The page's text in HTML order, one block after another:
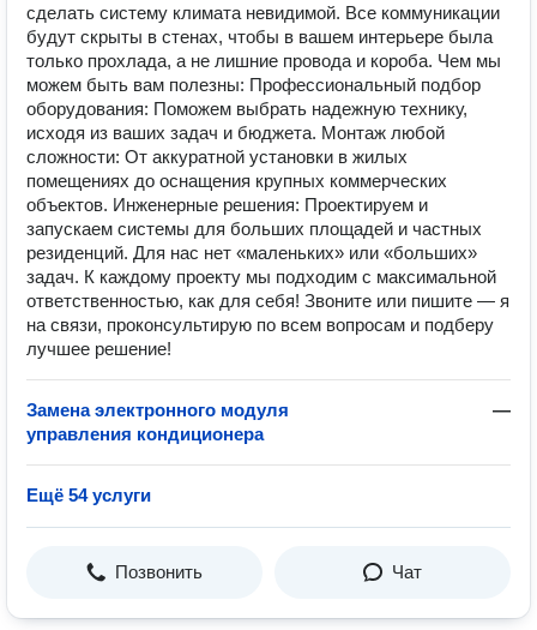
сделать систему климата невидимой. Все коммуникации
будут скрыты в стенах, чтобы в вашем интерьере была
только прохлада, а не лишние провода и короба. Чем мы
можем быть вам полезны: Профессиональный подбор
оборудования: Поможем выбрать надежную технику,
исходя из ваших задач и бюджета. Монтаж любой
сложности: От аккуратной установки в жилых
помещениях до оснащения крупных коммерческих
объектов. Инженерные решения: Проектируем и
запускаем системы для больших площадей и частных
резиденций. Для нас нет «маленьких» или «больших»
задач. К каждому проекту мы подходим с максимальной
ответственностью, как для себя! Звоните или пишите — я
на связи, проконсультирую по всем вопросам и подберу
лучшее решение!
Замена электронного модуля
управления кондиционера
—
Ещё 54 услуги
Позвонить Чат